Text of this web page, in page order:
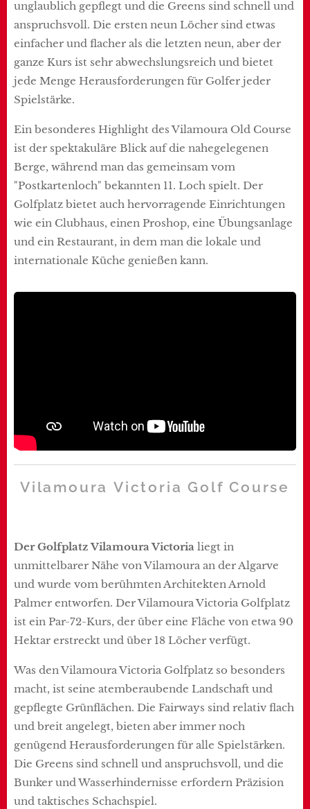
unglaublich gepflegt und die Greens sind schnell und
anspruchsvoll. Die ersten neun Löcher sind etwas
einfacher und flacher als die letzten neun, aber der
ganze Kurs ist sehr abwechslungsreich und bietet
jede Menge Herausforderungen für Golfer jeder
Spielstärke.
Ein besonderes Highlight des Vilamoura Old Course
ist der spektakuläre Blick auf die nahegelegenen
Berge, während man das gemeinsam vom
"Postkartenloch" bekannten 11. Loch spielt. Der
Golfplatz bietet auch hervorragende Einrichtungen
wie ein Clubhaus, einen Proshop, eine Übungsanlage
und ein Restaurant, in dem man die lokale und
internationale Küche genießen kann.
Vilamoura Victoria Golf Course
Der Golfplatz Vilamoura Victoria liegt in
unmittelbarer Nähe von Vilamoura an der Algarve
und wurde vom berühmten Architekten Arnold
Palmer entworfen. Der Vilamoura Victoria Golfplatz
ist ein Par-72-Kurs, der über eine Fläche von etwa 90
Hektar erstreckt und über 18 Löcher verfügt.
Was den Vilamoura Victoria Golfplatz so besonders
macht, ist seine atemberaubende Landschaft und
gepflegte Grünflächen. Die Fairways sind relativ flach
und breit angelegt, bieten aber immer noch
genügend Herausforderungen für alle Spielstärken.
Die Greens sind schnell und anspruchsvoll, und die
Bunker und Wasserhindernisse erfordern Präzision
und taktisches Schachspiel.